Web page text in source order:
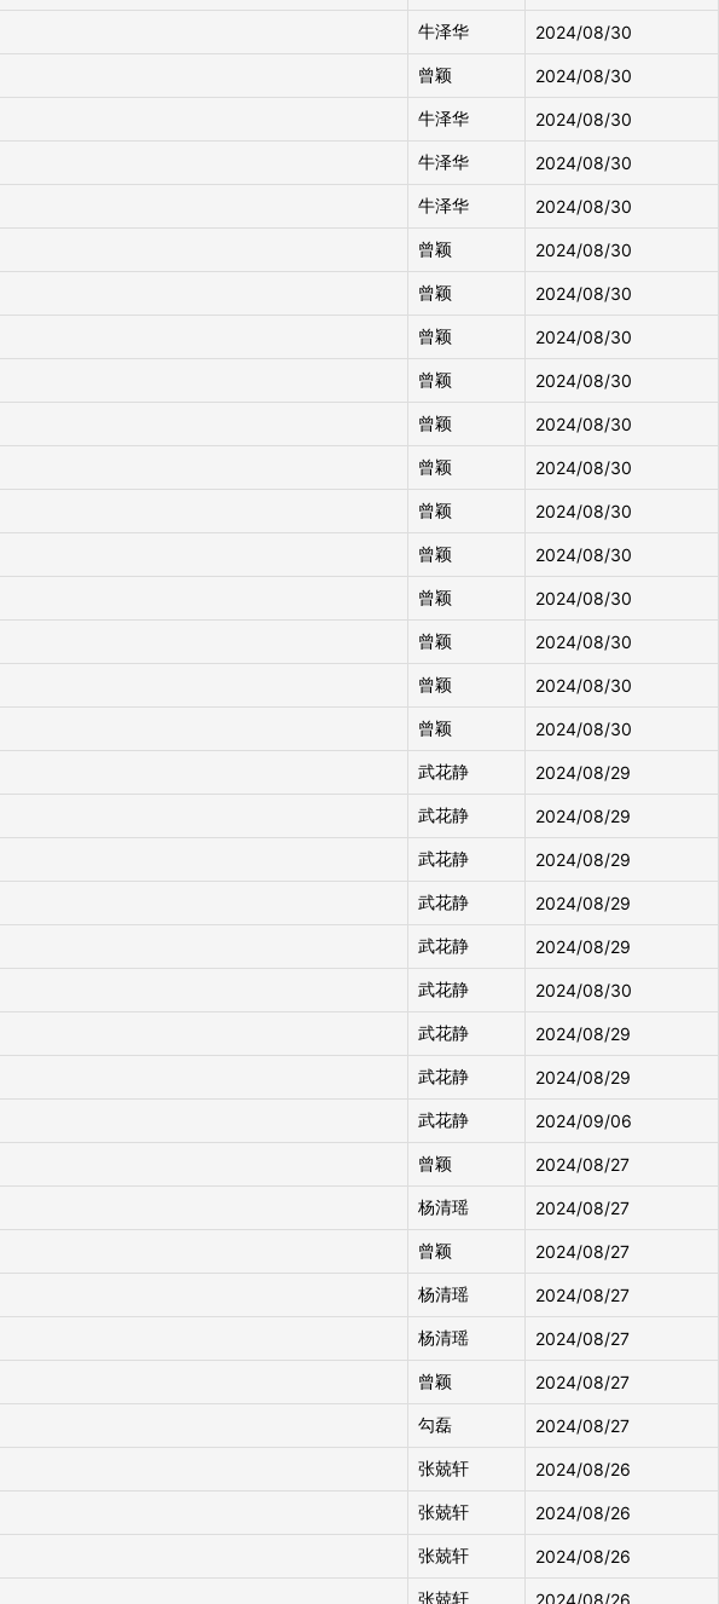
牛泽华 2024/08/30
曾颖 2024/08/30
牛泽华 2024/08/30
牛泽华 2024/08/30
牛泽华 2024/08/30
曾颖 2024/08/30
曾颖 2024/08/30
曾颖 2024/08/30
曾颖 2024/08/30
曾颖 2024/08/30
曾颖 2024/08/30
曾颖 2024/08/30
曾颖 2024/08/30
曾颖 2024/08/30
曾颖 2024/08/30
曾颖 2024/08/30
曾颖 2024/08/30
武花静 2024/08/29
武花静 2024/08/29
武花静 2024/08/29
武花静 2024/08/29
武花静 2024/08/29
武花静 2024/08/30
武花静 2024/08/29
武花静 2024/08/29
武花静 2024/09/06
曾颖 2024/08/27
杨清瑶 2024/08/27
曾颖 2024/08/27
杨清瑶 2024/08/27
杨清瑶 2024/08/27
曾颖 2024/08/27
勾磊 2024/08/27
张兢轩 2024/08/26
张兢轩 2024/08/26
张兢轩 2024/08/26
张兢轩 2024/08/26